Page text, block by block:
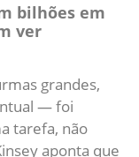
bilhões em
ver
grandes,
— foi
tarefa, não
aponta que